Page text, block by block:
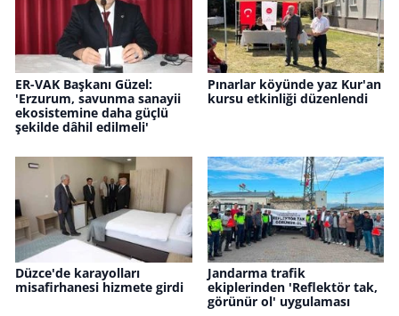
ER-VAK Başkanı Güzel:
'Erzurum, savunma sanayii
ekosistemine daha güçlü
şekilde dâhil edilmeli'
Pınarlar köyünde yaz Kur'an
kursu etkinliği düzenlendi
Düzce'de karayolları
misafirhanesi hizmete girdi
Jandarma trafik
ekiplerinden 'Reflektör tak,
görünür ol' uygulaması